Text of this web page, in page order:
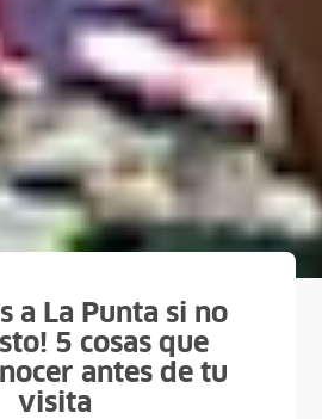
a La Punta si no
5 cosas que
antes de tu
visita